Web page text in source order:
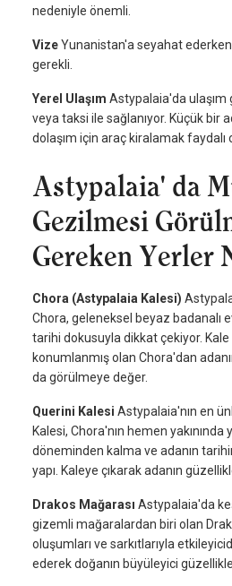
nedeniyle önemli.
VizeYunanistan'a seyahat
gerekli.
Yerel Ulaşım Astypalaia'da
veya taksi ile sağlanıyor. Küçük bir
dolaşım için araç kiralamak faydalı
Astypalaia' da
Gezilmesi
Gereken Yerler
Chora (Astypalaia Kalesi)
Chora, geleneksel beyaz badanalı
tarihi dokusuyla dikkat çekiyor.
konumlanmış olan Chora'dan
da görülmeye değer.
Querini Kalesi Astypalaia'nın en
Kalesi, Chora'nın hemen yakınında
döneminden kalma ve adanın
yapı. Kaleye çıkarak adanın
Drakos Mağarası Astypalaia'da
gizemli mağaralardan biri olan
oluşumları ve sarkıtlarıyla
ederek doğanın büyüleyici